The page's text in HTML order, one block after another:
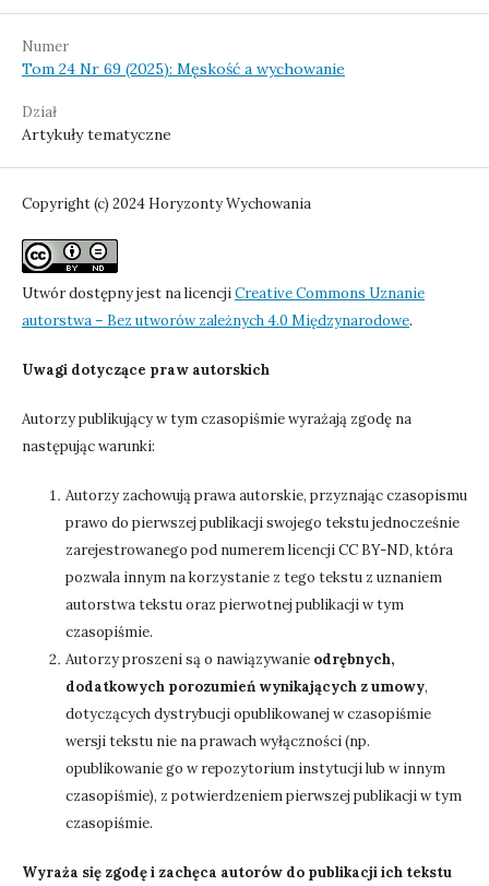
Numer
Tom 24 Nr 69 (2025): Męskość a wychowanie
Dział
Artykuły tematyczne
Copyright (c) 2024 Horyzonty Wychowania
Utwór dostępny jest na licencjiCreative Commons Uznanie
autorstwa – Bez utworów zależnych 4.0 Międzynarodowe.
Uwagi dotyczące praw autorskich
Autorzy publikujący w tym czasopiśmie wyrażają zgodę na
następując warunki:
Autorzy zachowują prawa autorskie, przyznając czasopismu
prawo do pierwszej publikacji swojego tekstu jednocześnie
zarejestrowanego pod numerem licencji CC BY-ND, która
pozwala innym na korzystanie z tego tekstu z uznaniem
autorstwa tekstu oraz pierwotnej publikacji w tym
czasopiśmie.
Autorzy proszeni są o nawiązywanie odrębnych,
dodatkowych porozumień wynikających z umowy,
dotyczących dystrybucji opublikowanej w czasopiśmie
wersji tekstu nie na prawach wyłączności (np.
opublikowanie go w repozytorium instytucji lub w innym
czasopiśmie), z potwierdzeniem pierwszej publikacji w tym
czasopiśmie.
Wyraża się zgodę i zachęca autorów do publikacji ich tekstu